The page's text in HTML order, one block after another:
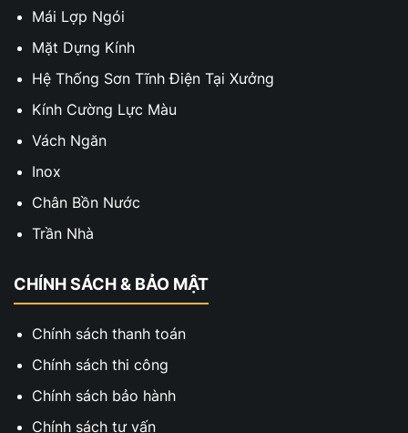
Mái Lợp Ngói
Mặt Dựng Kính
Hệ Thống Sơn Tĩnh Điện Tại Xưởng
Kính Cường Lực Màu
Vách Ngăn
Inox
Chân Bồn Nước
Trần Nhà
CHÍNH SÁCH & BẢO MẬT
Chính sách thanh toán
Chính sách thi công
Chính sách bảo hành
Chính sách tư vấn